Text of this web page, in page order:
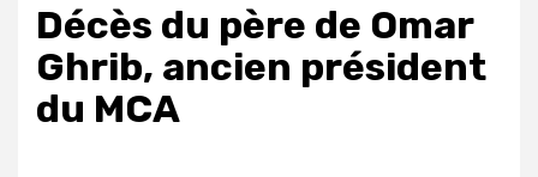
Décès du père de Omar
Ghrib, ancien président
du MCA